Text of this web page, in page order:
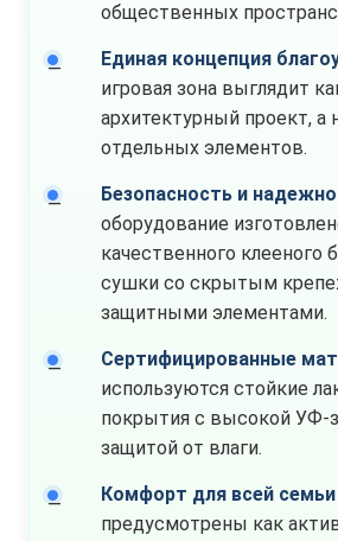
общественных
Единая концепция
игровая зона выглядит
архитектурный проект, а
отдельных элементов.
Безопасность и
оборудование
качественного клееного
сушки со скрытым
защитными элементами.
Сертифицированные
используются стойкие
покрытия с высокой УФ-
защитой от влаги.
Комфорт для всей семьи
предусмотрены как